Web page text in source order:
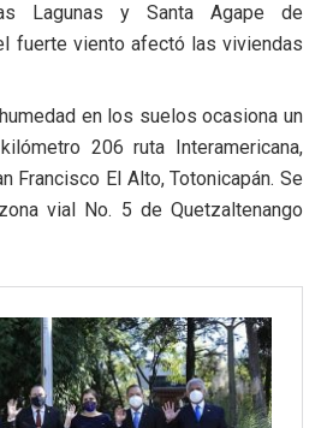
Lagunas y Santa Agape de
fuerte viento afectó las viviendas
en los suelos ocasiona un
206 ruta Interamericana,
Francisco El Alto, Totonicapán. Se
vial No. 5 de Quetzaltenango